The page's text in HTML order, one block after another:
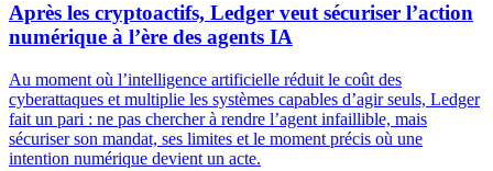
Après les cryptoactifs, Ledger veut sécuriser l’action
numérique à l’ère des agents IA
Au moment où l’intelligence artificielle réduit le coût des
cyberattaques et multiplie les systèmes capables d’agir seuls, Ledger
fait un pari : ne pas chercher à rendre l’agent infaillible, mais
sécuriser son mandat, ses limites et le moment précis où une
intention numérique devient un acte.